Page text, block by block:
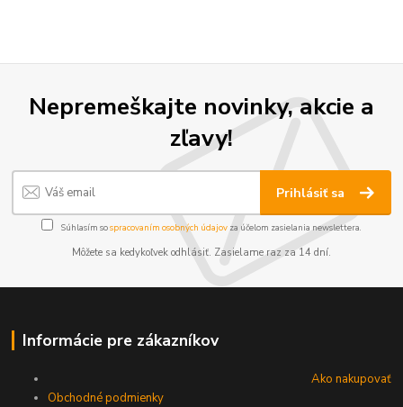
Nepremeškajte novinky, akcie a
zľavy!
Prihlásiť sa
Súhlasím sospracovaním osobných údajov za účelom zasielania newslettera.
Môžete sa kedykoľvek odhlásiť. Zasielame raz za 14 dní.
Informácie pre zákazníkov
Ako nakupovať
Obchodné podmienky